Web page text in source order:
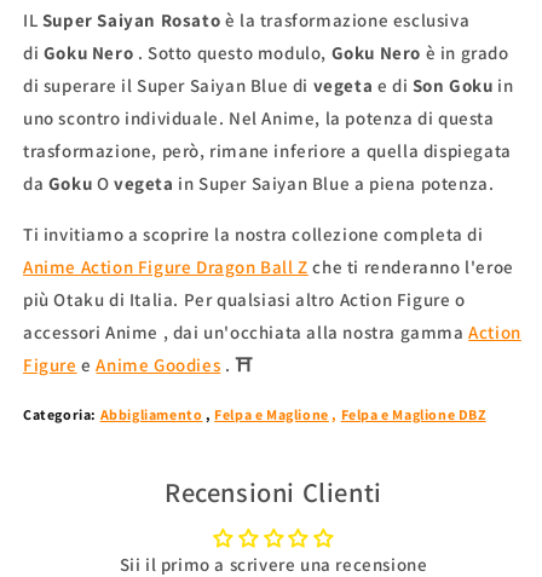
IL Super Saiyan Rosato è la trasformazione esclusiva
di Goku Nero . Sotto questo modulo, Goku Nero è in grado
di superare il Super Saiyan Blue di vegeta e di Son Goku in
uno scontro individuale. Nel Anime, la potenza di questa
trasformazione, però, rimane inferiore a quella dispiegata
da Goku O vegeta in Super Saiyan Blue a piena potenza.
Ti invitiamo a scoprire la nostra collezione completa di
Anime Action Figure Dragon Ball Z che ti renderanno l'eroe
più Otaku di Italia. Per qualsiasi altro Action Figure o
accessori Anime , dai un'occhiata alla nostra gammaAction
Figure e Anime Goodies . ⛩
Categoria: Abbigliamento , Felpa e Maglione , Felpa e Maglione DBZ
Recensioni Clienti
Sii il primo a scrivere una recensione